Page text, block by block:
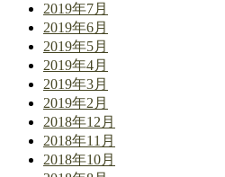
2019年7月
2019年6月
2019年5月
2019年4月
2019年3月
2019年2月
2018年12月
2018年11月
2018年10月